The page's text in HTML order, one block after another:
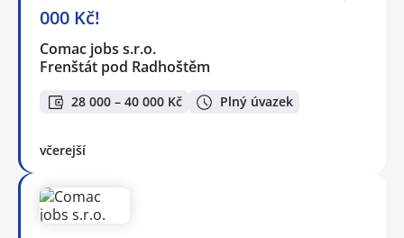
000 Kč!
Comac jobs s.r.o.
Frenštát pod Radhoštěm
28 000 – 40 000 Kč Plný úvazek
včerejší